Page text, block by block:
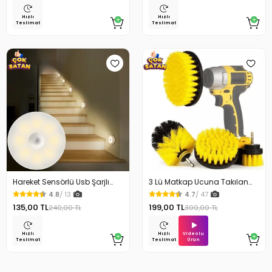
Hızlı
Teslimat
Hızlı
Teslimat
Hareket Sensörlü Usb Şarjlı
Beyaz Led Işık Lamba
4.8/ 13
135,00 TL240,00 TL
Hızlı
Teslimat
3 Lü Matkap Ucuna Takılan
Temizlik Fırça Seti
4.7/ 47
199,00 TL300,00 TL
Hızlı
Teslimat
Videolu
Ürün